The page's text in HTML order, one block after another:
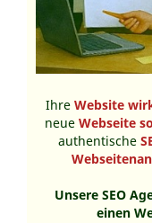
Ihre Website
neue Webseite
authentische
Unsere SEO
einen